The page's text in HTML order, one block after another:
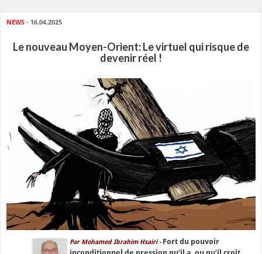
NEWS - 16.04.2025
Le nouveau Moyen-Orient: Le virtuel qui risque de
devenir réel !
Par Mohamed Ibrahim Hsairi -Fort du pouvoir